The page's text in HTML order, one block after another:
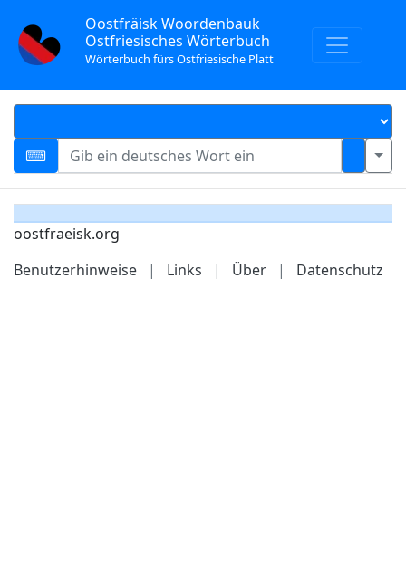
Oostfräisk Woordenbauk
Ostfriesisches Wörterbuch
Wörterbuch fürs Ostfriesische Platt
oostfraeisk.org
Benutzerhinweise
| Links | Über | Datenschutz